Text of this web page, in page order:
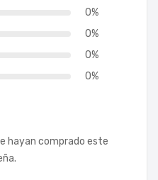
0%
0%
0%
0%
hayan comprado este